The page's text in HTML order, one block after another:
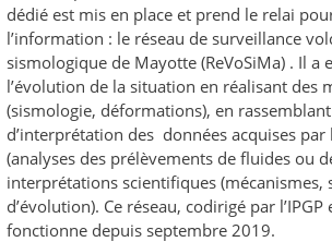
dédié est mis en place et prend le relai
l’information : le réseau de surveillance
sismologique de Mayotte (ReVoSiMa) . Il a
l’évolution de la situation en réalisant des
(sismologie, déformations), en
d’interprétation des données acquises par
(analyses des prélèvements de fluides ou
interprétations scientifiques (mécanismes,
d’évolution). Ce réseau, codirigé par l’IPGP
fonctionne depuis septembre 2019.